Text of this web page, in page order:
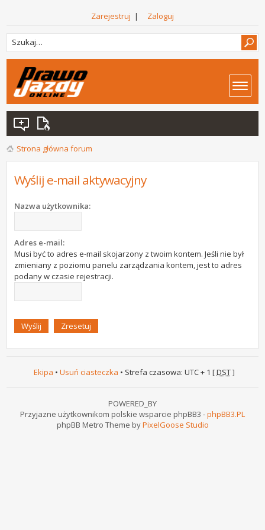
Zarejestruj | Zaloguj
Strona główna forum
Wyślij e-mail aktywacyjny
Nazwa użytkownika:
Adres e-mail:
Musi być to adres e-mail skojarzony z twoim kontem. Jeśli nie był
zmieniany z poziomu panelu zarządzania kontem, jest to adres
podany w czasie rejestracji.
Ekipa • Usuń ciasteczka • Strefa czasowa: UTC + 1 [DST]
POWERED_BY
Przyjazne użytkownikom polskie wsparcie phpBB3 -phpBB3.PL
phpBB Metro Theme byPixelGoose Studio